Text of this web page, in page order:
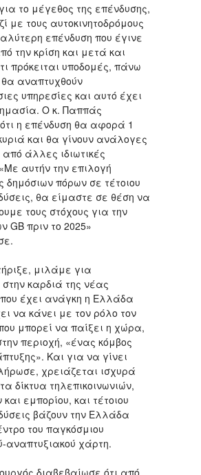
το μέγεθος της επένδυσης,
με τους αυτοκινητοδρόμους
επένδυση που έγινε
την κρίση και μετά και
πρόκειται υποδομές, πάνω
θα αναπτυχθούν
υπηρεσίες και αυτό έχει
Ο κ. Παππάς
η επένδυση θα αφορά 1
και θα γίνουν ανάλογες
άλλες ιδιωτικές
αυτήν την επιλογή
δημόσιων πόρων σε τέτοιου
θα είμαστε σε θέση να
τους στόχους για την
GB πριν το 2025»
μιλάμε για
στην καρδιά της νέας
έχει ανάγκη η Ελλάδα
να κάνει με τον ρόλο τον
μπορεί να παίξει η χώρα,
περιοχή, «ένας κόμβος
Και για να γίνει
χρειάζεται ισχυρά
δίκτυα τηλεπικοινωνιών,
εμπορίου, και τέτοιου
βάζουν την Ελλάδα
του παγκόσμιου
αναπτυξιακού χάρτη.
διαβεβαίωσε ότι από